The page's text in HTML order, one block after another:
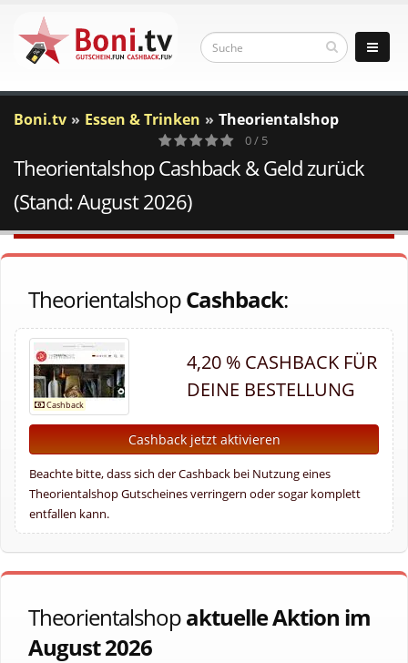
Boni.tv Essen & Trinken Theorientalshop
0
Votes
0 / 5
Theorientalshop Cashback & Geld zurück
(Stand: August 2026)
TheorientalshopCashback:
4,20 % CASHBACK FÜR
DEINE BESTELLUNG
Cashback jetzt aktivieren
Beachte bitte, dass sich der Cashback bei Nutzung eines
Theorientalshop Gutscheines verringern oder sogar komplett
entfallen kann.
Theorientalshopaktuelle Aktion im
August 2026